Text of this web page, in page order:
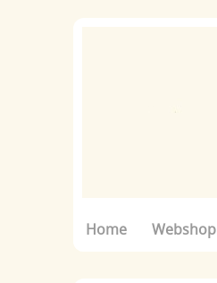
Home Webshop